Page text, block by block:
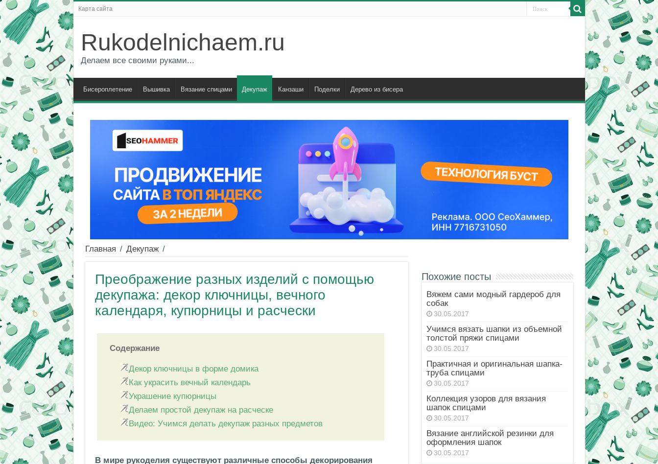
Карта сайта
Rukodelnichaem.ru
Делаем все своими руками...
Бисероплетение Вышивка Вязание спицами Декупаж Канзаши Поделки Дерево из бисера
Главная / Декупаж /
Преображение разных изделий с помощью
декупажа: декор ключницы, вечного
календаря, купюрницы и расчески
Содержание
Декор ключницы в форме домика
Как украсить вечный календарь
Украшение купюрницы
Делаем простой декупаж на расческе
Видео: Учимся делать декупаж разных предметов
В мире рукоделия существуют различные способы декорирования
Похожие посты
Вяжем сами модный гардероб для
собак
30.05.2017
Учимся вязать шапки из объемной
толстой пряжи спицами
30.05.2017
Практичная и оригинальная шапка-
труба спицами
30.05.2017
Коллекция узоров для вязания
шапок спицами
30.05.2017
Вязание английской резинки для
оформления шапок
30.05.2017